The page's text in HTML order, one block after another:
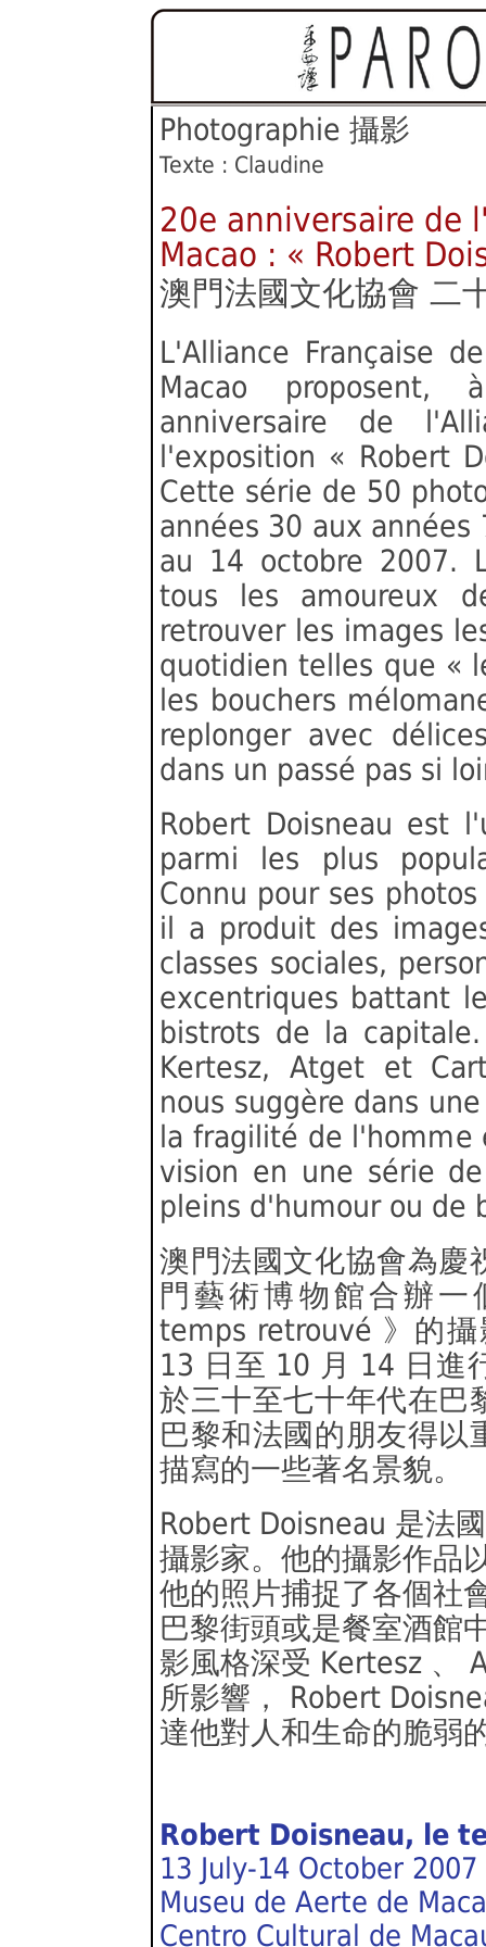
Photographie 攝影
Texte : Claudine
20e anniversaire de
Macao : « Robert
澳門法國文化協會 二
L'Alliance Française
Macao proposent,
anniversaire de
l'exposition « Robert
Cette série de 50
années 30 aux
au 14 octobre 2007.
tous les amoureux
retrouver les images
quotidien telles que «
les bouchers
replonger avec
dans un passé pas si
Robert Doisneau est
parmi les plus
Connu pour ses
il a produit des
classes sociales,
excentriques battant
bistrots de la
Kertesz, Atget et
nous suggère dans
la fragilité de l'homme
vision en une série
pleins d'humour ou de
澳門法國文化協會為慶
門藝術博物館合辦一
temps retrouvé 》的
13 日至 10 月 14 日進
於三十至七十年代在巴
巴黎和法國的朋友得以
描寫的一些著名景貌。
Robert Doisneau 是法
攝影家。他的攝影作品
他的照片捕捉了各個社
巴黎街頭或是餐室酒館
影風格深受 Kertesz 、
所影響， Robert
達他對人和生命的脆弱
Robert Doisneau, le
13 July-14 October 2007
Museu de Aerte de
Centro Cultural de